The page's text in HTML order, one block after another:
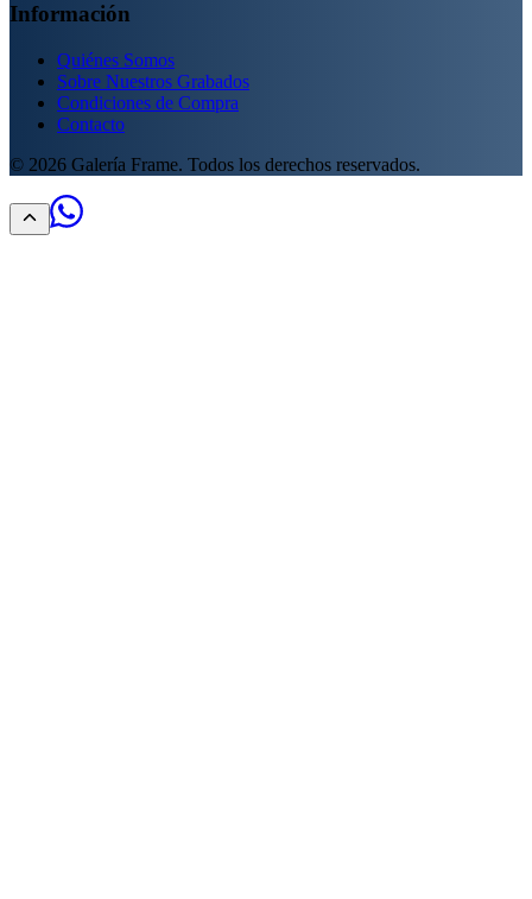
Información
Quiénes Somos
Sobre Nuestros Grabados
Condiciones de Compra
Contacto
© 2026 Galería Frame. Todos los derechos reservados.